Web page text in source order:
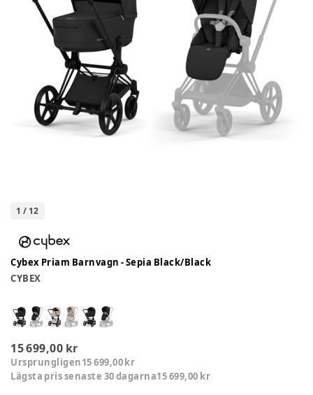
1 / 12
Cybex Priam Barnvagn - Sepia Black/Black
CYBEX
15 699,00 kr
Ursprungligen15 699,00 kr
Lägsta pris senaste 30 dagarna15 699,00 kr